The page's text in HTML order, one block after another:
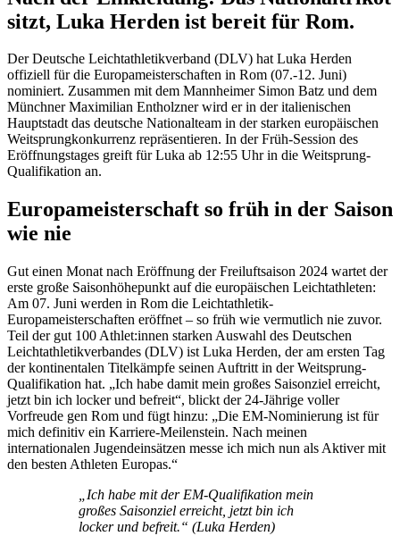
sitzt, Luka Herden ist bereit für Rom.
Der Deutsche Leichtathletikverband (DLV) hat Luka Herden
offiziell für die Europameisterschaften in Rom (07.-12. Juni)
nominiert. Zusammen mit dem Mannheimer Simon Batz und dem
Münchner Maximilian Entholzner wird er in der italienischen
Hauptstadt das deutsche Nationalteam in der starken europäischen
Weitsprungkonkurrenz repräsentieren. In der Früh-Session des
Eröffnungstages greift für Luka ab 12:55 Uhr in die Weitsprung-
Qualifikation an.
Europameisterschaft so früh in der Saison
wie nie
Gut einen Monat nach Eröffnung der Freiluftsaison 2024 wartet der
erste große Saisonhöhepunkt auf die europäischen Leichtathleten:
Am 07. Juni werden in Rom die Leichtathletik-
Europameisterschaften eröffnet – so früh wie vermutlich nie zuvor.
Teil der gut 100 Athlet:innen starken Auswahl des Deutschen
Leichtathletikverbandes (DLV) ist Luka Herden, der am ersten Tag
der kontinentalen Titelkämpfe seinen Auftritt in der Weitsprung-
Qualifikation hat. „Ich habe damit mein großes Saisonziel erreicht,
jetzt bin ich locker und befreit“, blickt der 24-Jährige voller
Vorfreude gen Rom und fügt hinzu: „Die EM-Nominierung ist für
mich definitiv ein Karriere-Meilenstein. Nach meinen
internationalen Jugendeinsätzen messe ich mich nun als Aktiver mit
den besten Athleten Europas.“
„Ich habe mit der EM-Qualifikation mein
großes Saisonziel erreicht, jetzt bin ich
locker und befreit.“ (Luka Herden)